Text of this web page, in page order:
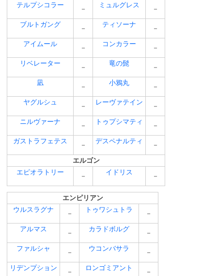
テルプシコラー
－
ミュルグレス
－
ブルトガング
－
ティソーナ
－
アイムール
－
コンカラー
－
リベレーター
－
竜の髭
－
凪
－
小鴉丸
－
ヤグルシュ
－
レーヴァテイン
－
ニルヴァーナ
－
トゥプシマティ
－
ガストラフェテス
－
デスペナルティ
－
エルゴン
エピオラトリー
－
イドリス
－
エンピリアン
ウルスラグナ
－
トゥワシュトラ
－
アルマス
－
カラドボルグ
－
ファルシャ
－
ウコンバサラ
－
リデンプション
－
ロンゴミアント
－